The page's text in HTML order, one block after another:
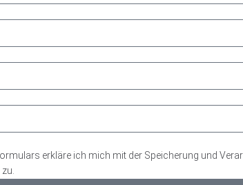
erkläre ich mich mit der Speicherung und